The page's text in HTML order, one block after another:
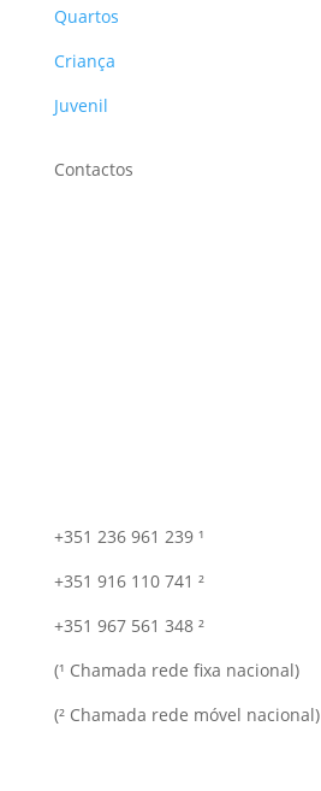
Quartos
Criança
Juvenil
Contactos
+351 236 961 239 ¹
+351 916 110 741 ²
+351 967 561 348 ²
(¹ Chamada rede fixa nacional)
(² Chamada rede móvel nacional)